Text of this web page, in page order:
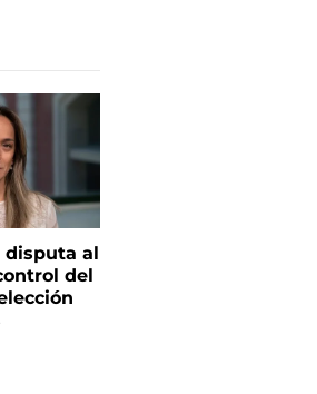
disputa al
del